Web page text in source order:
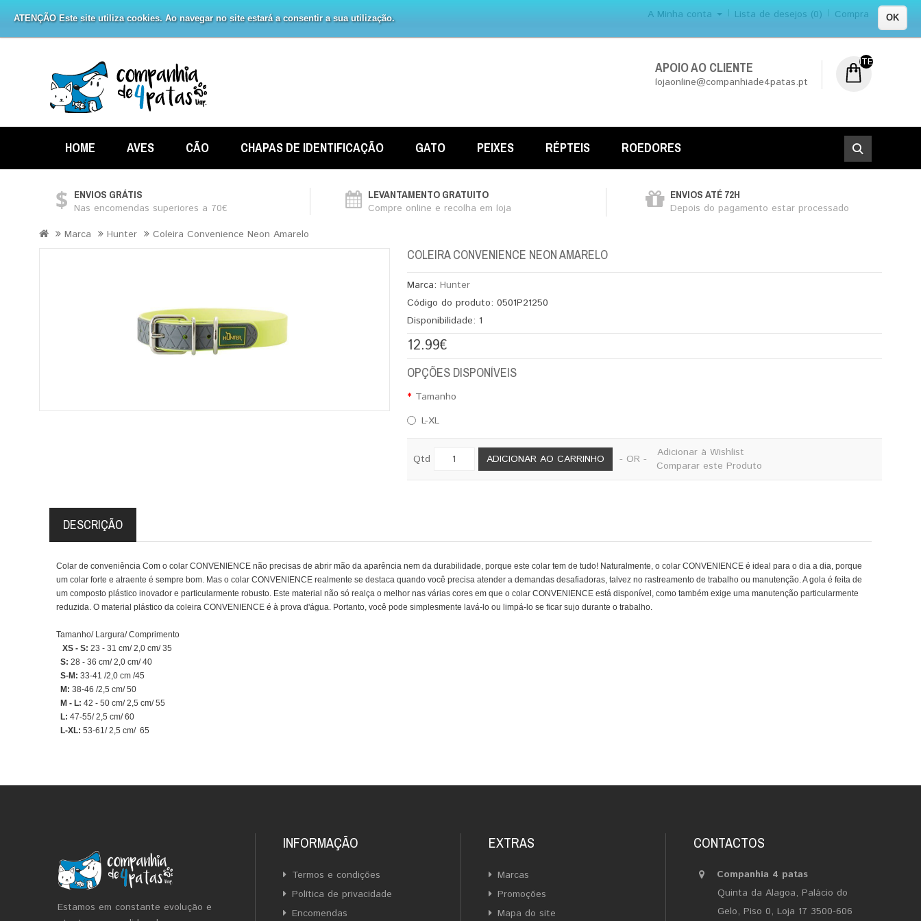
ATENÇÃO Este site utiliza cookies. Ao navegar no site estará a consentir a sua utilização. OK
A Minha conta Lista de desejos (0) Compra
APOIO AO CLIENTE
lojaonline@companhiade4patas.pt
ITEM (NS) DE
HOME AVES CÃO CHAPAS DE IDENTIFICAÇÃO GATO PEIXES RÉPTEIS ROEDORES
ENVIOS GRÁTIS
Nas encomendas superiores a 70€
LEVANTAMENTO GRATUITO
Compre online e recolha em loja
ENVIOS ATÉ 72H
Depois do pagamento estar processado
Marca
Hunter Coleira Convenience Neon Amarelo
COLEIRA CONVENIENCE NEON AMARELO
Marca: Hunter
Código do produto: 0501P21250
Disponibilidade: 1
12.99€
OPÇÕES DISPONÍVEIS
Tamanho
L-XL
Qtd ADICIONAR AO CARRINHO - OR -
Adicionar à Wishlist
Comparar este Produto
DESCRIÇÃO
Colar de conveniência Com o colar CONVENIENCE não precisas de abrir mão da aparência nem da durabilidade, porque este colar tem de tudo! Naturalmente, o colar CONVENIENCE é ideal para o dia a dia, porque
um colar forte e atraente é sempre bom. Mas o colar CONVENIENCE realmente se destaca quando você precisa atender a demandas desafiadoras, talvez no rastreamento de trabalho ou manutenção. A gola é feita de
um composto plástico inovador e particularmente robusto. Este material não só realça o melhor nas várias cores em que o colar CONVENIENCE está disponível, como também exige uma manutenção particularmente
reduzida. O material plástico da coleira CONVENIENCE é à prova d'água. Portanto, você pode simplesmente lavá-lo ou limpá-lo se ficar sujo durante o trabalho.
Tamanho/ Largura/ Comprimento
XS - S: 23 - 31 cm/ 2,0 cm/ 35
S: 28 - 36 cm/ 2,0 cm/ 40
S-M: 33-41 /2,0 cm /45
M: 38-46 /2,5 cm/ 50
M - L: 42 - 50 cm/ 2,5 cm/ 55
L: 47-55/ 2,5 cm/ 60
L-XL: 53-61/ 2,5 cm/ 65
Estamos em constante evolução e
INFORMAÇÃO
Termos e condições
Política de privacidade
Encomendas
EXTRAS
Marcas
Promoções
Mapa do site
CONTACTOS
Companhia 4 patas
Quinta da Alagoa, Palácio do
Gelo, Piso 0, Loja 17 3500-606